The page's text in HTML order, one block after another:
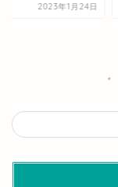
2023年1月24日